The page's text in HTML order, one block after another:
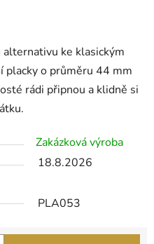
ke klasickým
placky o průměru 44 mm
rádi připnou a klidně si
Zakázková výroba
18.8.2026
PLA053